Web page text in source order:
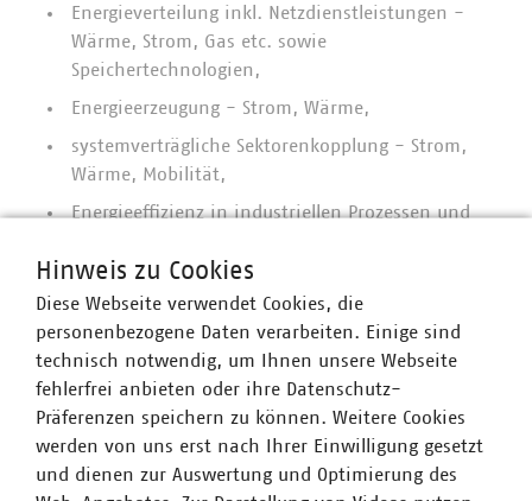
Energieverteilung inkl. Netzdienstleistungen -
Wärme, Strom, Gas etc. sowie
Speichertechnologien,
Energieerzeugung - Strom, Wärme,
systemverträgliche Sektorenkopplung - Strom,
Wärme, Mobilität,
Energieeffizienz in industriellen Prozessen und
Gebäude als Energiesystem/Gebäudekonzept
vergeben.
Als Kriterien für die Preisvergabe sind in erster Linie
Der Hauptpreis ist mit 10.000 Euro dotiert. Auf die
weiteren Kategorien entfallen jeweils 4.000 Euro.
Hinweis zu Cookies
Diese Webseite verwendet Cookies, die
personenbezogene Daten verarbeiten. Einige sind
technisch notwendig, um Ihnen unsere Webseite
fehlerfrei anbieten oder ihre Datenschutz-
Präferenzen speichern zu können. Weitere Cookies
werden von uns erst nach Ihrer Einwilligung gesetzt
und dienen zur Auswertung und Optimierung des